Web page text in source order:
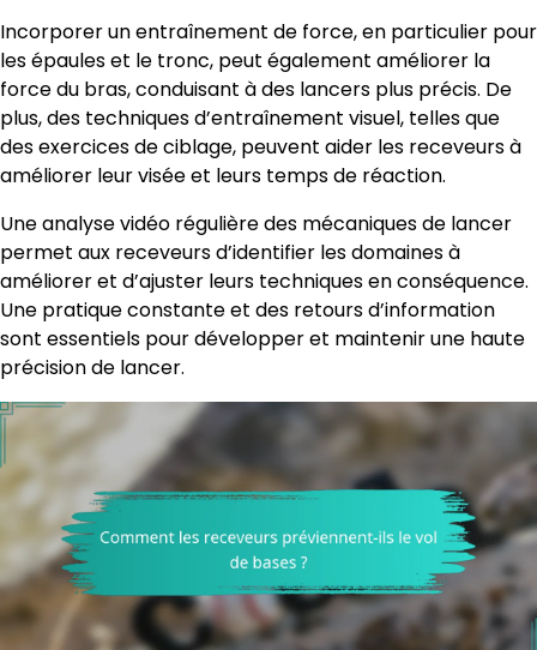
Incorporer un entraînement de force, en particulier pour
les épaules et le tronc, peut également améliorer la
force du bras, conduisant à des lancers plus précis. De
plus, des techniques d’entraînement visuel, telles que
des exercices de ciblage, peuvent aider les receveurs à
améliorer leur visée et leurs temps de réaction.
Une analyse vidéo régulière des mécaniques de lancer
permet aux receveurs d’identifier les domaines à
améliorer et d’ajuster leurs techniques en conséquence.
Une pratique constante et des retours d’information
sont essentiels pour développer et maintenir une haute
précision de lancer.